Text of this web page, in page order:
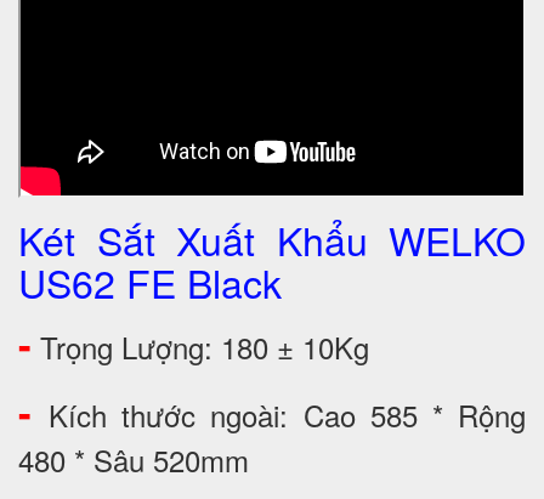
Két Sắt Xuất Khẩu WELKO
US62 FE Black
- Trọng Lượng: 180 ± 10Kg
- Kích thước ngoài: Cao 585 * Rộng
480 * Sâu 520mm